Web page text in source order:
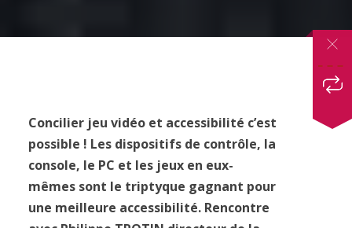
Concilier jeu vidéo et accessibilité c’est
possible ! Les dispositifs de contrôle, la
console, le PC et les jeux en eux-
mêmes sont le triptyque gagnant pour
une meilleure accessibilité. Rencontre